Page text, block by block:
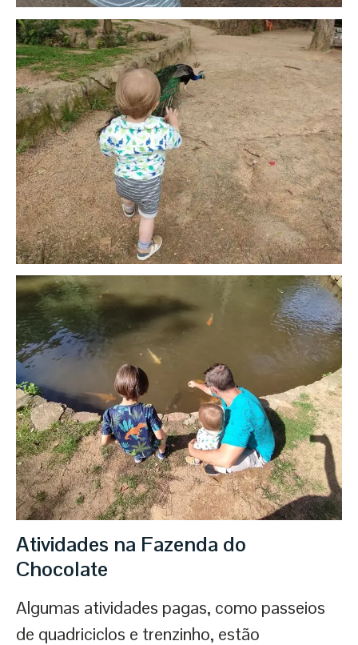
Atividades na Fazenda do
Chocolate
Algumas atividades pagas, como passeios
de quadriciclos e trenzinho, estão